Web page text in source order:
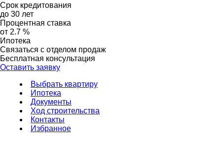
Срок кредитования
до 30 лет
Процентная ставка
от 2.7 %
Ипотека
Связаться с отделом продаж
Бесплатная консультация
Оставить заявку
Выбрать квартиру
Ипотека
Документы
Ход строительства
Контакты
Избранное